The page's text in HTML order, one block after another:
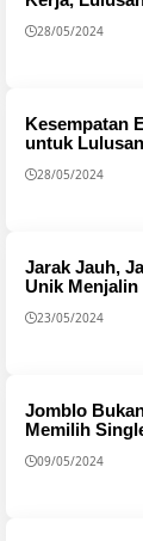
28/05/2024
Kesempatan
untuk
28/05/2024
Jarak Jauh,
Unik Menjalin
23/05/2024
Jomblo
Memilih
09/05/2024